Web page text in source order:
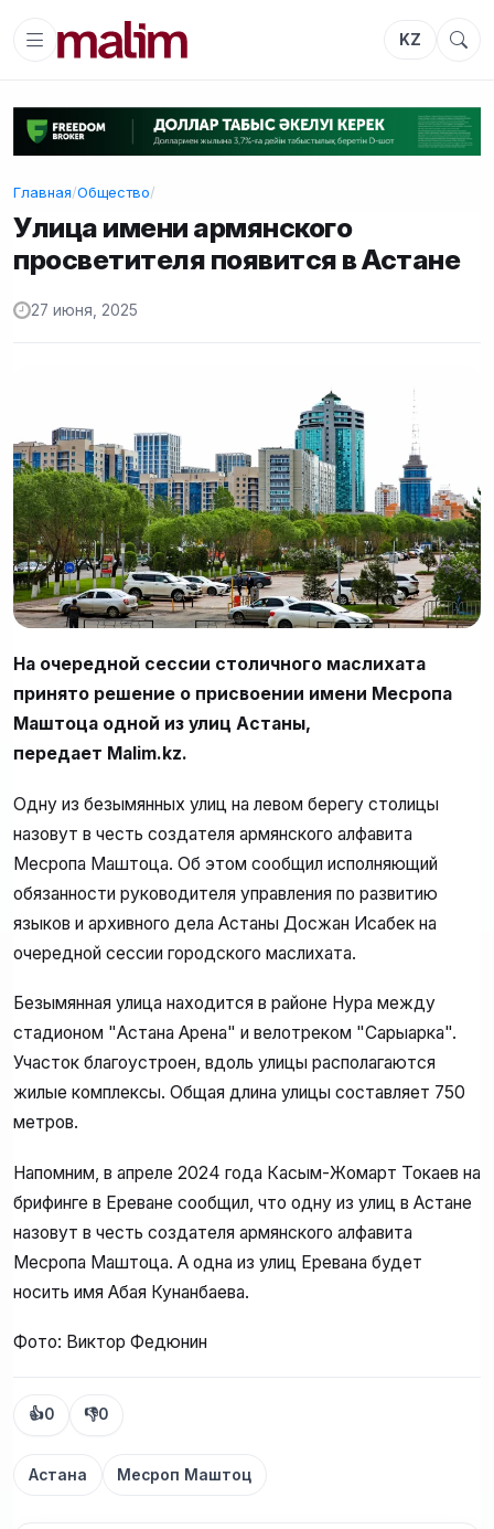
KZ
Главная/Общество/
Улица имени армянского
просветителя появится в Астане
27 июня, 2025
На очередной сессии столичного маслихата
принято решение о присвоении имени Месропа
Маштоца одной из улиц Астаны,
передает Malim.kz.
Одну из безымянных улиц на левом берегу столицы
назовут в честь создателя армянского алфавита
Месропа Маштоца. Об этом сообщил исполняющий
обязанности руководителя управления по развитию
языков и архивного дела Астаны Досжан Исабек на
очередной сессии городского маслихата.
Безымянная улица находится в районе Нура между
стадионом "Астана Арена" и велотреком "Сарыарка".
Участок благоустроен, вдоль улицы располагаются
жилые комплексы. Общая длина улицы составляет 750
метров.
Напомним, в апреле 2024 года Касым-Жомарт Токаев на
брифинге в Ереване сообщил, что одну из улиц в Астане
назовут в честь создателя армянского алфавита
Месропа Маштоца. А одна из улиц Еревана будет
носить имя Абая Кунанбаева.
Фото: Виктор Федюнин
👍0 👎0
Астана Месроп Маштоц